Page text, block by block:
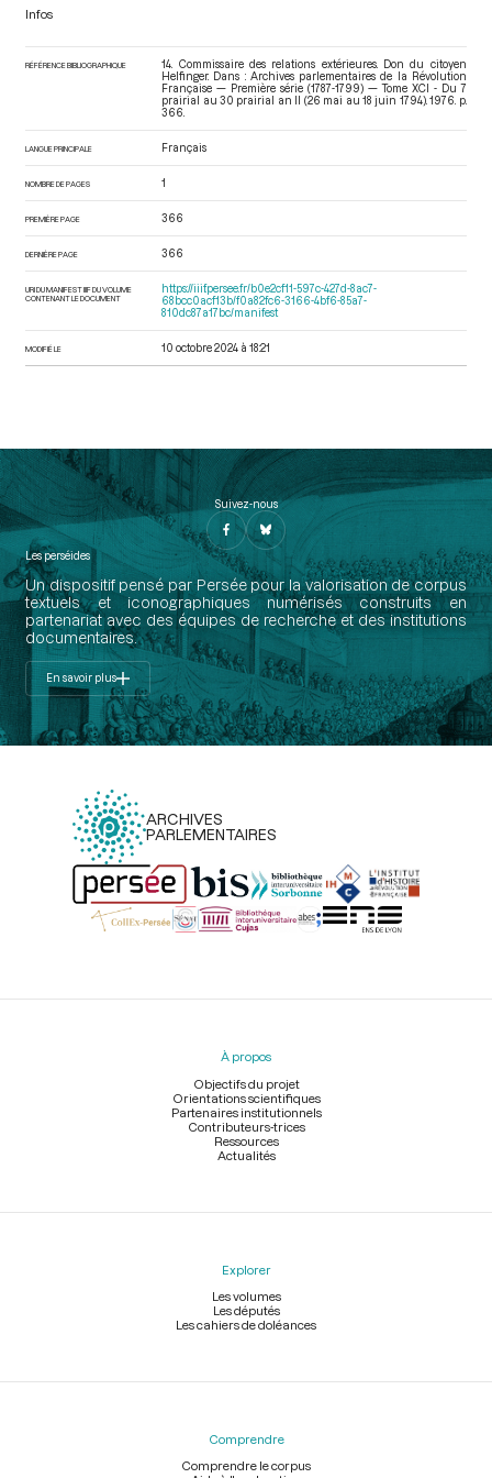
Infos
RÉFÉRENCE BIBLIOGRAPHIQUE
14. Commissaire des relations extérieures. Don du citoyen
Helfinger. Dans : Archives parlementaires de la Révolution
Française — Première série (1787-1799) — Tome XCI - Du 7
prairial au 30 prairial an II (26 mai au 18 juin 1794). 1976. p.
366.
LANGUE PRINCIPALE Français
NOMBRE DE PAGES 1
PREMIÈRE PAGE 366
DERNIÈRE PAGE 366
URI DU MANIFEST IIIF DU VOLUME
CONTENANT LE DOCUMENT
https://iiif.persee.fr/b0e2cf11-597c-427d-8ac7-
68bcc0acf13b/f0a82fc6-3166-4bf6-85a7-
810dc87a17bc/manifest
MODIFIÉ LE 10 octobre 2024 à 18:21
Suivez-nous
Les perséides
Un dispositif pensé par Persée pour la valorisation de corpus
textuels et iconographiques numérisés construits en
partenariat avec des équipes de recherche et des institutions
documentaires.
En savoir plus
ARCHIVES
PARLEMENTAIRES
Menu
À propos
Objectifs du projet
Orientations scientifiques
Partenaires institutionnels
Contributeurs-trices
Ressources
Actualités
Explorer
Les volumes
Les députés
Les cahiers de doléances
Comprendre
Comprendre le corpus